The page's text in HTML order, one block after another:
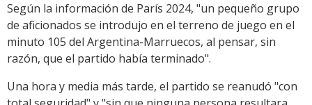
Según la información de París 2024, "un pequeño grupo
de aficionados se introdujo en el terreno de juego en el
minuto 105 del Argentina-Marruecos, al pensar, sin
razón, que el partido había terminado".
Una hora y media más tarde, el partido se reanudó "con